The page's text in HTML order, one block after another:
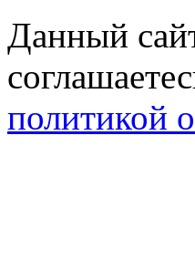
Данный
политикой